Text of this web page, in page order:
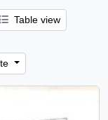
Table view